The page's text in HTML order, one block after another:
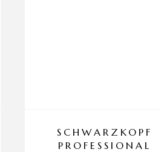
SCHWARZKOPF
PROFESSIONAL